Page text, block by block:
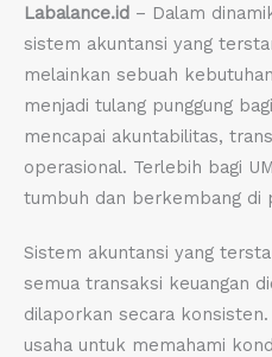
Labalance.id – Dalam
sistem akuntansi yang
melainkan sebuah
menjadi tulang punggung
mencapai akuntabilitas,
operasional. Terlebih bagi
tumbuh dan berkembang di
Sistem akuntansi yang
semua transaksi keuangan
dilaporkan secara
usaha untuk memahami